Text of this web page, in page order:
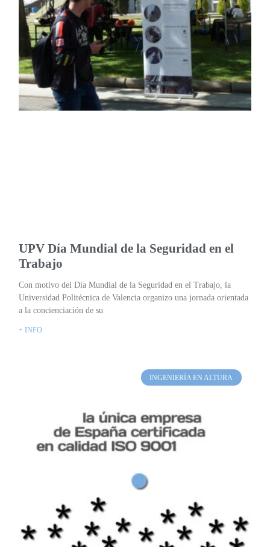
UPV Día Mundial de la Seguridad en el
Trabajo
Con motivo del Día Mundial de la Seguridad en el Trabajo, la
Universidad Politécnica de Valencia organizo una jornada orientada
a la concienciación de su
+ INFO
INGENIERÍA EN ALTURA